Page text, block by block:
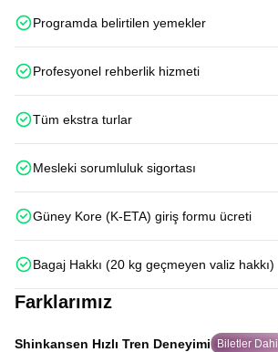
Programda belirtilen yemekler
Profesyonel rehberlik hizmeti
Tüm ekstra turlar
Mesleki sorumluluk sigortası
Güney Kore (K-ETA) giriş formu ücreti
Bagaj Hakkı (20 kg geçmeyen valiz hakkı)
Farklarımız
Shinkansen Hızlı Tren Deneyimi Biletler Dahil